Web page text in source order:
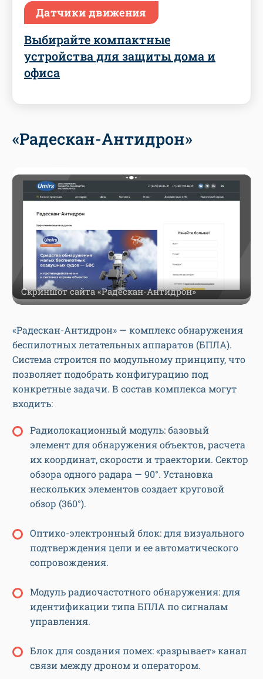
Датчики движения
Выбирайте компактные
устройства для защиты дома и
офиса
«Радескан-Антидрон»
Скриншот сайта «Радескан-Антидрон»
«Радескан-Антидрон» — комплекс обнаружения
беспилотных летательных аппаратов (БПЛА).
Система строится по модульному принципу, что
позволяет подобрать конфигурацию под
конкретные задачи. В состав комплекса могут
входить:
Радиолокационный модуль: базовый
элемент для обнаружения объектов, расчета
их координат, скорости и траектории. Сектор
обзора одного радара — 90°. Установка
нескольких элементов создает круговой
обзор (360°).
Оптико-электронный блок: для визуального
подтверждения цели и ее автоматического
сопровождения.
Модуль радиочастотного обнаружения: для
идентификации типа БПЛА по сигналам
управления.
Блок для создания помех: «разрывает» канал
связи между дроном и оператором.